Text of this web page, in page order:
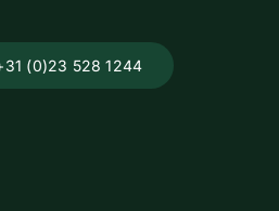
(0)23 528 1244